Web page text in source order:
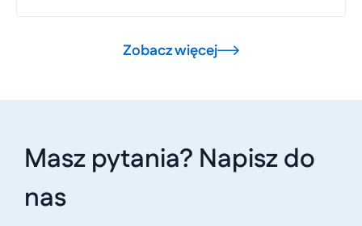
Zobacz więcej
Masz pytania? Napisz do
nas